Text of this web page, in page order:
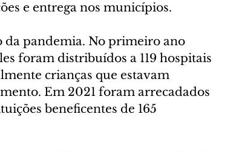
e entrega nos municípios.
da pandemia. No primeiro ano
foram distribuídos a 119 hospitais
crianças que estavam
Em 2021 foram arrecadados
beneficentes de 165